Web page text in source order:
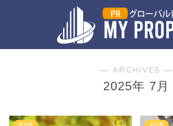
― ARCHIVES ―
2025年 7月
未分類 未分類